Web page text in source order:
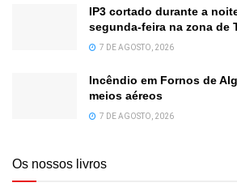
IP3 cortado durante a
segunda-feira na zona de
7 DE AGOSTO, 2026
Incêndio em Fornos de
meios aéreos
7 DE AGOSTO, 2026
Os nossos livros